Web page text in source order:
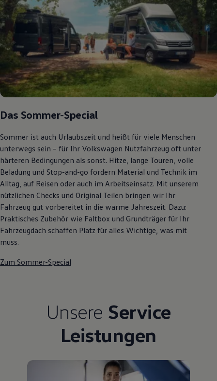
Das Sommer-Special
Sommer ist auch Urlaubszeit und heißt für viele Menschen
unterwegs sein – für Ihr Volkswagen Nutzfahrzeug oft unter
härteren Bedingungen als sonst. Hitze, lange Touren, volle
Beladung und Stop-and-go fordern Material und Technik im
Alltag, auf Reisen oder auch im Arbeitseinsatz. Mit unserem
nützlichen Checks und Original Teilen bringen wir Ihr
Fahrzeug gut vorbereitet in die warme Jahreszeit. Dazu:
Praktisches Zubehör wie Faltbox und Grundträger für Ihr
Fahrzeugdach schaffen Platz für alles Wichtige, was mit
muss.
Zum Sommer-Special
Unsere Service
Leistungen